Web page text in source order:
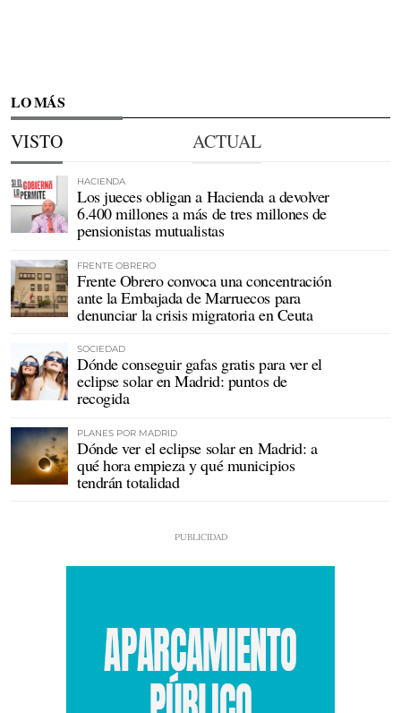
LO MÁS
VISTO ACTUAL
HACIENDA
Los jueces obligan a Hacienda a devolver
6.400 millones a más de tres millones de
pensionistas mutualistas
FRENTE OBRERO
Frente Obrero convoca una concentración
ante la Embajada de Marruecos para
denunciar la crisis migratoria en Ceuta
SOCIEDAD
Dónde conseguir gafas gratis para ver el
eclipse solar en Madrid: puntos de
recogida
PLANES POR MADRID
Dónde ver el eclipse solar en Madrid: a
qué hora empieza y qué municipios
tendrán totalidad